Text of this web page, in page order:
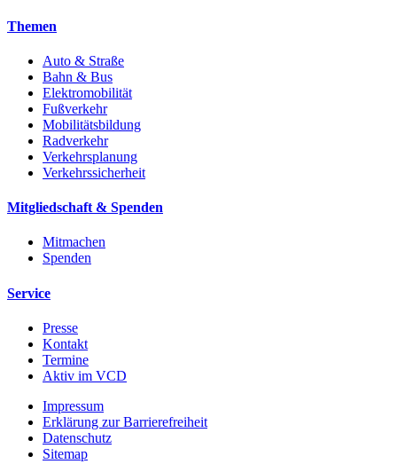
Themen
Auto & Straße
Bahn & Bus
Elektromobilität
Fußverkehr
Mobilitätsbildung
Radverkehr
Verkehrsplanung
Verkehrssicherheit
Mitgliedschaft & Spenden
Mitmachen
Spenden
Service
Presse
Kontakt
Termine
Aktiv im VCD
Impressum
Erklärung zur Barrierefreiheit
Datenschutz
Sitemap